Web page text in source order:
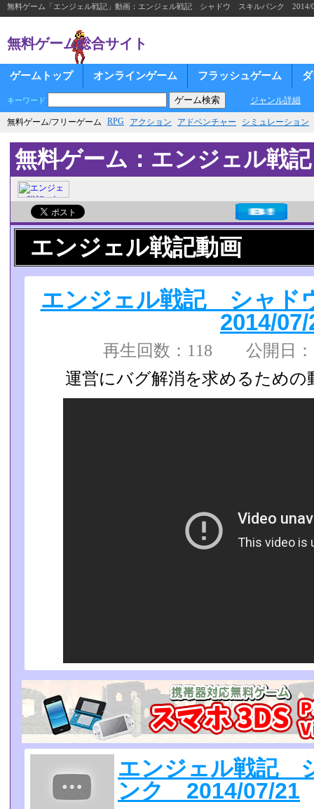
無料ゲーム「エンジェル戦記」動画：エンジェル戦記 シャドウ スキルパンク 2014/
無料ゲーム総合サイト
ゲームトップ オンラインゲーム フラッシュゲーム
キーワード ジャンル詳細
無料ゲーム/フリーゲーム RPG アクション アドベンチャー シミュレーション
無料ゲーム：エンジェル戦記
エンジェル戦記動画
エンジェル戦記 シャ
2014/07/
再生回数：118 公開日
運営にバグ解消を求めるための
エンジェル戦記
ンク 2014/07/21